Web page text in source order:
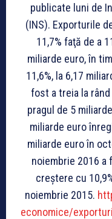
publicate luni de
(INS). Exporturile
11,7% faţă de a
miliarde euro, în
11,6%, la 6,17
fost a treia la
pragul de 5
miliarde euro
miliarde euro în
noiembrie 2016 a
creştere cu
noiembrie 2015.
economice/